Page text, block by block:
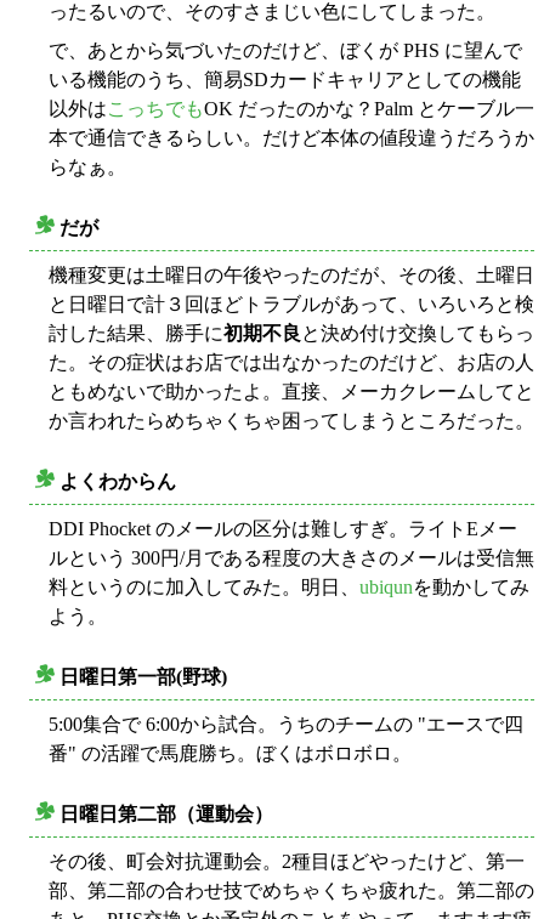
ったるいので、そのすさまじい色にしてしまった。
で、あとから気づいたのだけど、ぼくが PHS に望んで
いる機能のうち、簡易SDカードキャリアとしての機能
以外はこっちでもOK だったのかな？Palm とケーブル一
本で通信できるらしい。だけど本体の値段違うだろうか
らなぁ。
だが
機種変更は土曜日の午後やったのだが、その後、土曜日
と日曜日で計３回ほどトラブルがあって、いろいろと検
討した結果、勝手に初期不良 と決め付け交換してもらっ
た。その症状はお店では出なかったのだけど、お店の人
ともめないで助かったよ。直接、メーカクレームしてと
か言われたらめちゃくちゃ困ってしまうところだった。
よくわからん
DDI Phocket のメールの区分は難しすぎ。ライトEメー
ルという 300円/月である程度の大きさのメールは受信無
料というのに加入してみた。明日、 ubiqunを動かしてみ
よう。
日曜日第一部(野球)
5:00集合で 6:00から試合。うちのチームの "エースで四
番" の活躍で馬鹿勝ち。ぼくはボロボロ。
日曜日第二部（運動会）
その後、町会対抗運動会。2種目ほどやったけど、第一
部、第二部の合わせ技でめちゃくちゃ疲れた。第二部の